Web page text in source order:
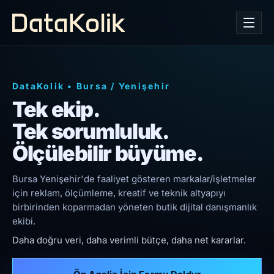
DataKolik • Bursa / Yenişehir
Tek ekip.
Tek sorumluluk.
Ölçülebilir büyüme.
Bursa Yenişehir'de faaliyet gösteren markalar/işletmeler
için reklam, ölçümleme, kreatif ve teknik altyapıyı
birbirinden koparmadan yöneten butik dijital danışmanlık
ekibi.
Daha doğru veri, daha verimli bütçe, daha net kararlar.